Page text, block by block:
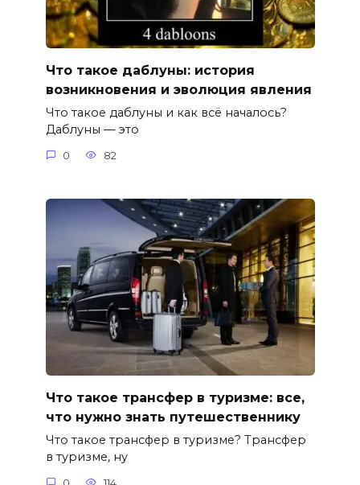
Что такое даблуны: история
возникновения и эволюция явления
Что такое даблуны и как всё началось?
Даблуны — это
0 82
Что такое трансфер в туризме: все,
что нужно знать путешественнику
Что такое трансфер в туризме? Трансфер
в туризме, ну